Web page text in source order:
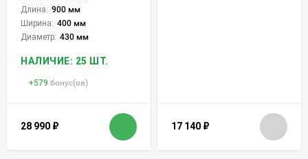
Длина: 900 мм
Ширина: 400 мм
Диаметр: 430 мм
НАЛИЧИЕ: 25 ШТ.
+579 бонус(ов)
28 990 ₽ 17 140 ₽